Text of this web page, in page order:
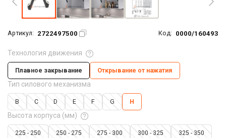
Артикул: 2722497500 Код: 0000/160493
Технология движения
Плавное закрывание Открывание от нажатия
Тип силового механизма
B C D E F G H
Высота корпуса (мм)
225 - 250 250 - 275 275 - 300 300 - 325 325 - 350